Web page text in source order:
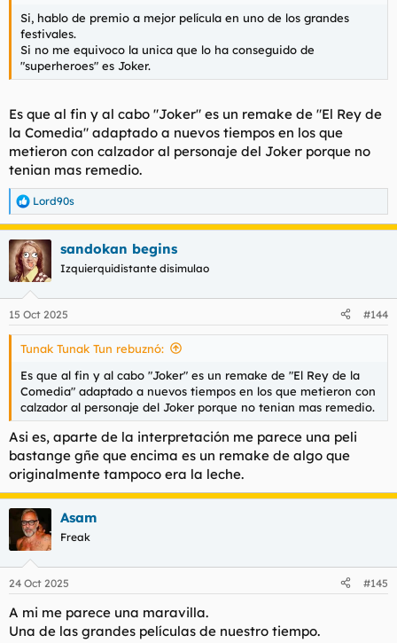
Si, hablo de premio a mejor película en uno de los grandes
festivales.
Si no me equivoco la unica que lo ha conseguido de
"superheroes" es Joker.
Es que al fin y al cabo "Joker" es un remake de "El Rey de
la Comedia" adaptado a nuevos tiempos en los que
metieron con calzador al personaje del Joker porque no
tenian mas remedio.
R
e
a
c
c
i
e
s
Lord90s
sandokan begins
Izquierquidistante disimulao
15 Oct 2025 #144
Tunak Tunak Tun rebuznó:
Es que al fin y al cabo "Joker" es un remake de "El Rey de la
Comedia" adaptado a nuevos tiempos en los que metieron con
calzador al personaje del Joker porque no tenian mas remedio.
Asi es, aparte de la interpretación me parece una peli
bastange gñe que encima es un remake de algo que
originalmente tampoco era la leche.
Asam
Freak
24 Oct 2025 #145
A mi me parece una maravilla.
Una de las grandes películas de nuestro tiempo.